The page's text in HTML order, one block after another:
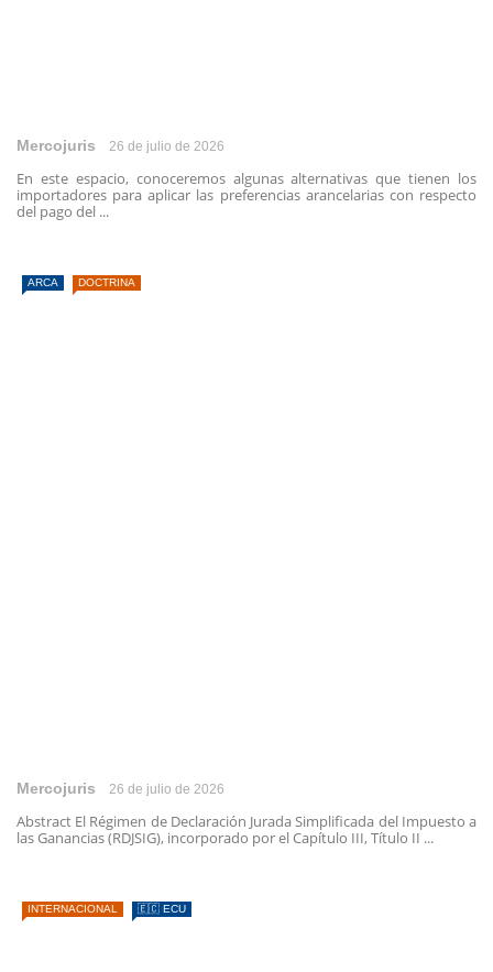
Mercojuris 26 de julio de 2026
En este espacio, conoceremos algunas alternativas que tienen los
importadores para aplicar las preferencias arancelarias con respecto
del pago del ...
ARCA DOCTRINA
Mercojuris 26 de julio de 2026
Abstract El Régimen de Declaración Jurada Simplificada del Impuesto a
las Ganancias (RDJSIG), incorporado por el Capítulo III, Título II ...
INTERNACIONAL 🇪🇨 ECU